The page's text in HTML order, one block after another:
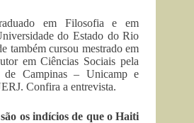
em Filosofia e em
do Estado do Rio
também cursou mestrado em
em Ciências Sociais pela
de Campinas – Unicamp e
Confira a entrevista.
os indícios de que o Haiti